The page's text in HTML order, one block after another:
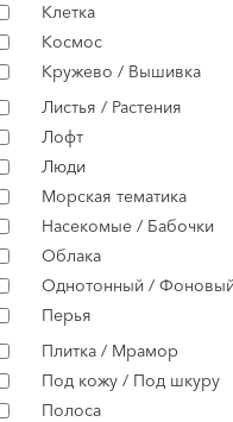
Клетка
Космос
Кружево / Вышивка
Листья / Растения
Лофт
Люди
Морская тематика
Насекомые / Бабочки
Облака
Однотонный /
Перья
Плитка / Мрамор
Под кожу / Под шкуру
Полоса